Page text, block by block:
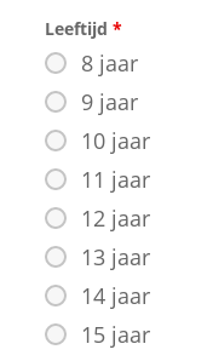
Leeftijd *
8 jaar
9 jaar
10 jaar
11 jaar
12 jaar
13 jaar
14 jaar
15 jaar